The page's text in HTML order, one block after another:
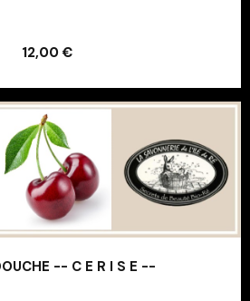
12,00 €
Ajouter au panier
-- C E R I S E --